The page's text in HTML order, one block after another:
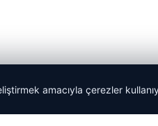
amacıyla çerezler